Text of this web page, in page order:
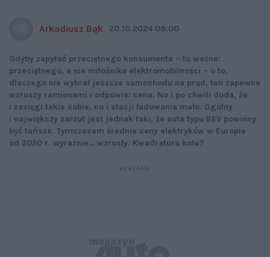
Arkadiusz Bąk 20.10.2024 08:00
Gdyby zapytać przeciętnego konsumenta – to ważne:
przeciętnego, a nie miłośnika elektromobilności – o to,
dlaczego nie wybrał jeszcze samochodu na prąd, ten zapewne
wzruszy ramionami i odpowie: cena. No i po chwili doda, że
i zasięgi takie sobie, no i stacji ładowania mało. Ogólny
i największy zarzut jest jednak taki, że auta typu BEV powinny
być tańsze. Tymczasem średnie ceny elektryków w Europie
od 2020 r. wyraźnie… wzrosły. Kwadratura koła?